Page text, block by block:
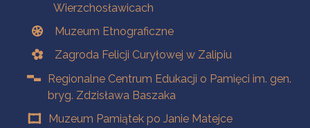
Wierzchosławicach
Muzeum Etnograficzne
Zagroda Felicji Curyłowej w Zalipiu
Regionalne Centrum Edukacji o Pamięci im. gen.
bryg. Zdzisława Baszaka
Muzeum Pamiątek po Janie Matejce